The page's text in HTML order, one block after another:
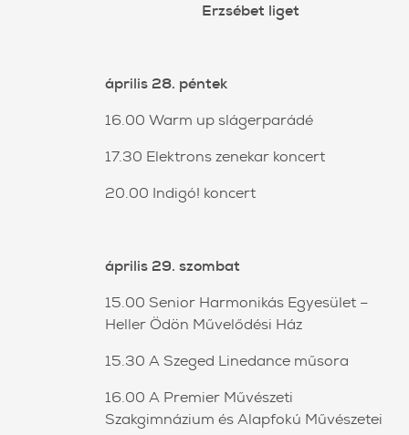
Erzsébet liget
április 28. péntek
16.00 Warm up slágerparádé
17.30 Elektrons zenekar koncert
20.00 Indigó! koncert
április 29. szombat
15.00 Senior Harmonikás Egyesület –
Heller Ödön Művelődési Ház
15.30 A Szeged Linedance műsora
16.00 A Premier Művészeti
Szakgimnázium és Alapfokú Művészetei